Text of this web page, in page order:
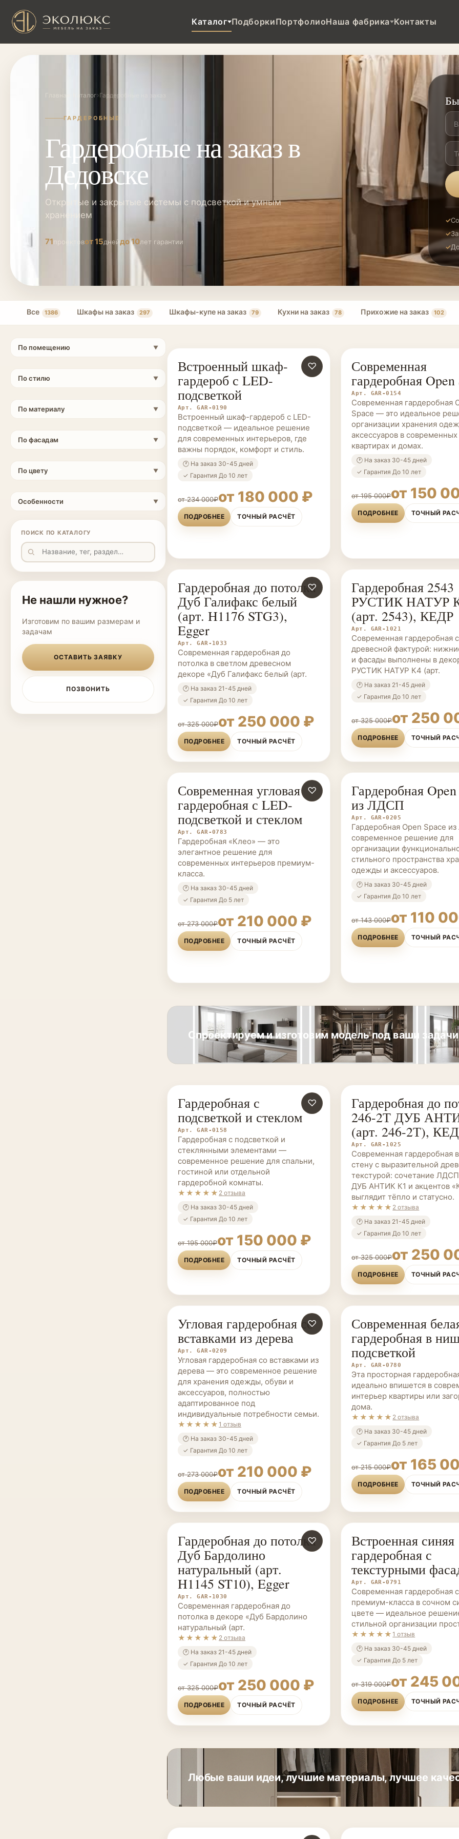
Каталог ПодборкиПортфолиоНаша фабрика Контакты
Каталог›Гардеробные на заказ
ГАРДЕРОБНЫЕ
Гардеробные на заказ в
Дедовске
Открытые и закрытые системы с подсветкой и умным
хранением
71проектовот 15днейдо 10лет гарантии
Все 1386 Шкафы на заказ 297 Шкафы-купе на заказ 79 Кухни на заказ 78 Прихожие на заказ 102
По помещению ▼
По стилю ▼
По материалу ▼
По фасадам ▼
По цвету ▼
Особенности ▼
ПОИСК ПО КАТАЛОГУ
Не нашли нужное?
Изготовим по вашим размерам и
задачам
ОСТАВИТЬ ЗАЯВКУ
ПОЗВОНИТЬ
ГАРДЕРОБНЫЕ НА ЗАКАЗ ♡
Встроенный шкаф-
гардероб с LED-
подсветкой
Арт. GAR-0190
Встроенный шкаф-гардероб с LED-
подсветкой — идеальное решение
для современных интерьеров, где
важны порядок, комфорт и стиль.
🕐 На заказ 30-45 дней
✓ Гарантия До 10 лет
от 234 000₽от 180 000 ₽
ПОДРОБНЕЕ ТОЧНЫЙ РАСЧЁТ
ГАРДЕРОБНЫЕ НА ЗАКАЗ
Современная
гардеробная Open
Арт. GAR-0154
Современная гардеробная
Space — это идеальное
организации хранения
аксессуаров в современных
квартирах и домах.
🕐 На заказ 30-45 дней
✓ Гарантия До 10 лет
от 195 000₽от 150
ПОДРОБНЕЕ ТОЧНЫЙ
ГАРДЕРОБНЫЕ НА ЗАКАЗ ♡
Гардеробная до потолка
Дуб Галифакс белый
(арт. H1176 STG3),
Egger
Арт. GAR-1033
Современная гардеробная до
потолка в светлом древесном
декоре «Дуб Галифакс белый (арт.
🕐 На заказ 21-45 дней
✓ Гарантия До 10 лет
от 325 000₽от 250 000 ₽
ПОДРОБНЕЕ ТОЧНЫЙ РАСЧЁТ
ГАРДЕРОБНЫЕ НА ЗАКАЗ
Гардеробная 2543
РУСТИК НАТУР
(арт. 2543), КЕДР
Арт. GAR-1021
Современная гардеробная
древесной фактурой:
и фасады выполнены в
РУСТИК НАТУР К4 (арт.
🕐 На заказ 21-45 дней
✓ Гарантия До 10 лет
от 325 000₽от 250
ПОДРОБНЕЕ ТОЧНЫЙ
ГАРДЕРОБНЫЕ НА ЗАКАЗ ♡
Современная угловая
гардеробная с LED-
подсветкой и стеклом
Арт. GAR-0783
Гардеробная «Клео» — это
элегантное решение для
современных интерьеров премиум-
класса.
🕐 На заказ 30-45 дней
✓ Гарантия До 5 лет
от 273 000₽от 210 000 ₽
ПОДРОБНЕЕ ТОЧНЫЙ РАСЧЁТ
ГАРДЕРОБНЫЕ НА ЗАКАЗ
Гардеробная Open
из ЛДСП
Арт. GAR-0205
Гардеробная Open Space
современное решение для
организации
стильного пространства
одежды и аксессуаров.
🕐 На заказ 30-45 дней
✓ Гарантия До 10 лет
от 143 000₽от 110
ПОДРОБНЕЕ ТОЧНЫЙ
Спроектируем и изготовим модель под ваши задачи
ГАРДЕРОБНЫЕ НА ЗАКАЗ ♡
Гардеробная с
подсветкой и стеклом
Арт. GAR-0158
Гардеробная с подсветкой и
стеклянными элементами —
современное решение для спальни,
гостиной или отдельной
гардеробной комнаты.
★★★★★ 2 отзыва
🕐 На заказ 30-45 дней
✓ Гарантия До 10 лет
от 195 000₽от 150 000 ₽
ПОДРОБНЕЕ ТОЧНЫЙ РАСЧЁТ
ГАРДЕРОБНЫЕ НА ЗАКАЗ
Гардеробная до
246-2Т ДУБ
(арт. 246-2Т),
Арт. GAR-1025
Современная гардеробная
стену с выразительной
текстурой: сочетание
ДУБ АНТИК К1 и акцентов
выглядит тёпло и статусно.
★★★★★ 2 отзыва
🕐 На заказ 21-45 дней
✓ Гарантия До 10 лет
от 325 000₽от 250
ПОДРОБНЕЕ ТОЧНЫЙ
ГАРДЕРОБНЫЕ НА ЗАКАЗ ♡
Угловая гардеробная со
вставками из дерева
Арт. GAR-0209
Угловая гардеробная со вставками из
дерева — это современное решение
для хранения одежды, обуви и
аксессуаров, полностью
адаптированное под
индивидуальные потребности семьи.
★★★★★ 1 отзыв
🕐 На заказ 30-45 дней
✓ Гарантия До 10 лет
от 273 000₽от 210 000 ₽
ПОДРОБНЕЕ ТОЧНЫЙ РАСЧЁТ
ГАРДЕРОБНЫЕ НА ЗАКАЗ
Современная
гардеробная в
подсветкой
Арт. GAR-0780
Эта просторная
идеально впишется в
интерьер квартиры или
дома.
★★★★★ 2 отзыва
🕐 На заказ 30-45 дней
✓ Гарантия До 5 лет
от 215 000₽от 165
ПОДРОБНЕЕ ТОЧНЫЙ
ГАРДЕРОБНЫЕ НА ЗАКАЗ ♡
Гардеробная до потолка
Дуб Бардолино
натуральный (арт.
H1145 ST10), Egger
Арт. GAR-1030
Современная гардеробная до
потолка в декоре «Дуб Бардолино
натуральный (арт.
★★★★★ 2 отзыва
🕐 На заказ 21-45 дней
✓ Гарантия До 10 лет
от 325 000₽от 250 000 ₽
ПОДРОБНЕЕ ТОЧНЫЙ РАСЧЁТ
ГАРДЕРОБНЫЕ НА ЗАКАЗ
Встроенная синяя
гардеробная с
текстурными
Арт. GAR-0791
Современная гардеробная
премиум-класса в сочном
цвете — идеальное
стильной организации
★★★★★1 отзыв
🕐 На заказ 30-45 дней
✓ Гарантия До 5 лет
от 319 000₽от 245
ПОДРОБНЕЕ ТОЧНЫЙ
Любые ваши идеи, лучшие материалы, лучшее